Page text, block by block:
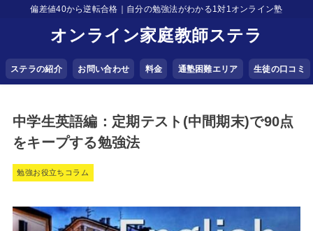
偏差値40から逆転合格｜自分の勉強法がわかる1対1オンライン塾
オンライン家庭教師ステラ
ステラの紹介 お問い合わせ 料金 通塾困難エリア 生徒の口コミ
中学生英語編：定期テスト(中間期末)で90点
をキープする勉強法
勉強お役立ちコラム